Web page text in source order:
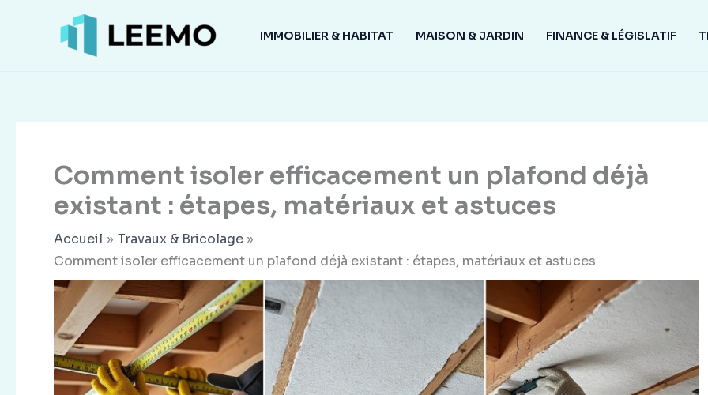
IMMOBILIER & HABITAT MAISON & JARDIN FINANCE & LÉGISLATIF
Comment isoler efficacement un plafond déjà
existant : étapes, matériaux et astuces
Accueil
Travaux & Bricolage
Comment isoler efficacement un plafond déjà existant : étapes, matériaux et astuces